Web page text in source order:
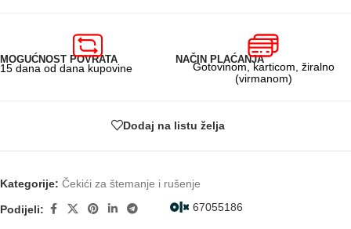
MOGUĆNOST POVRATA
15 dana od dana kupovine
NAČIN PLAĆANJA
Gotovinom, karticom, žiralno
(virmanom)
Dodaj na listu želja
Kategorije: Čekići za štemanje i rušenje
67055186
Podijeli: